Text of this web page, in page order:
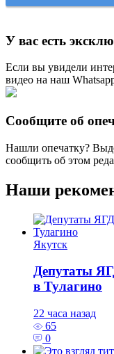
У вас есть
Если вы увидели
видео на наш
Сообщите об
Нашли опечатку?
сообщить об этом
Наши
Якутск
Депутаты
в Тулагино
22 часа назад
65
0